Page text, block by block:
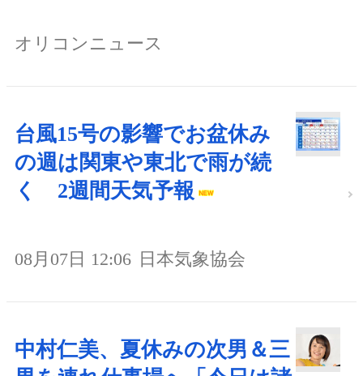
オリコンニュース
台風15号の影響でお盆休み
の週は関東や東北で雨が続
く 2週間天気予報
08月07日 12:06 日本気象協会
中村仁美、夏休みの次男＆三